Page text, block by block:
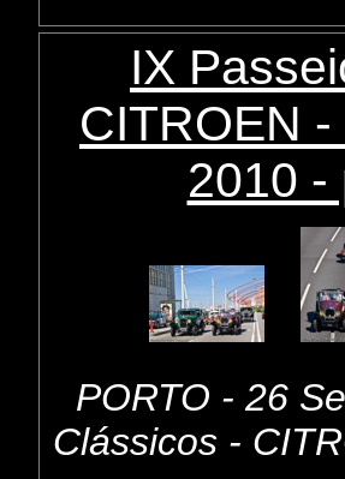
IX
CITROEN
2010 -
PORTO - 26
Clássicos -